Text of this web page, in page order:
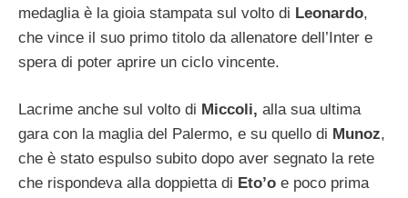
medaglia è la gioia stampata sul volto di Leonardo,
che vince il suo primo titolo da allenatore dell’Inter e
spera di poter aprire un ciclo vincente.
Lacrime anche sul volto di Miccoli, alla sua ultima
gara con la maglia del Palermo, e su quello di Munoz,
che è stato espulso subito dopo aver segnato la rete
che rispondeva alla doppietta di Eto’o e poco prima